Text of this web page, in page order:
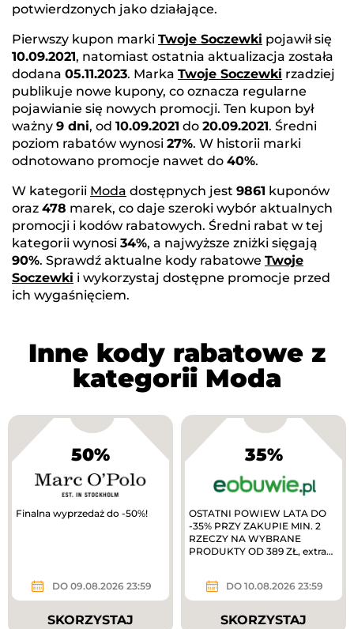
potwierdzonych jako działające.
Pierwszy kupon marki Twoje Soczewki pojawił się
10.09.2021, natomiast ostatnia aktualizacja została
dodana 05.11.2023. Marka Twoje Soczewki rzadziej
publikuje nowe kupony, co oznacza regularne
pojawianie się nowych promocji. Ten kupon był
ważny 9 dni, od 10.09.2021 do 20.09.2021. Średni
poziom rabatów wynosi 27%. W historii marki
odnotowano promocje nawet do 40%.
W kategorii Moda dostępnych jest 9861 kuponów
oraz 478 marek, co daje szeroki wybór aktualnych
promocji i kodów rabatowych. Średni rabat w tej
kategorii wynosi 34%, a najwyższe zniżki sięgają
90%. Sprawdź aktualne kody rabatowe Twoje
Soczewki i wykorzystaj dostępne promocje przed
ich wygaśnięciem.
Inne kody rabatowe z
kategorii Moda
50%
Finalna wyprzedaż do -50%!
DO 09.08.2026 23:59
SKORZYSTAJ
35%
OSTATNI POWIEW LATA DO
-35% PRZY ZAKUPIE MIN. 2
RZECZY NA WYBRANE
PRODUKTY OD 389 ZŁ, extra
DO 10.08.2026 23:59
SKORZYSTAJ